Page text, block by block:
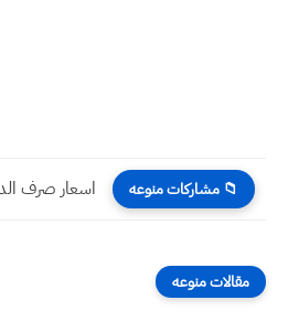
📁 مشاركات منوعه
مقالات منوعه